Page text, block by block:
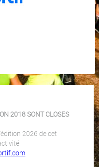
2018 SONT CLOSES
2026 de cet